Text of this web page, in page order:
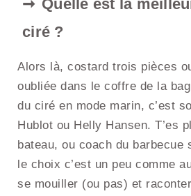
Quelle est la
ciré ?
Alors là, costard trois pièces
oubliée dans le coffre de la
du ciré en mode marin, c’est
Hublot ou Helly Hansen. T’es
bateau, ou coach du barbecue
le choix c’est un peu comme
se mouiller (ou pas) et